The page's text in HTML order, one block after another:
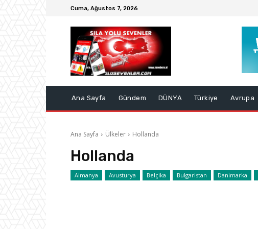
Cuma, Ağustos 7, 2026
Ana Sayfa Gündem DÜNYA Türkiye Avrupa
Ana Sayfa Ülkeler Hollanda
Hollanda
Almanya Avusturya Belçika Bulgaristan Danimarka